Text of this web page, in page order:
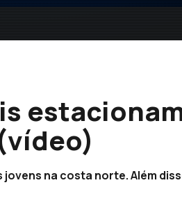
na costa norte. Além